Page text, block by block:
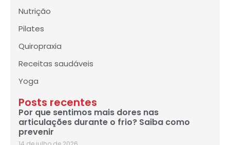
Nutrição
Pilates
Quiropraxia
Receitas saudáveis
Yoga
Posts recentes
Por que sentimos mais dores nas
articulações durante o frio? Saiba como
prevenir